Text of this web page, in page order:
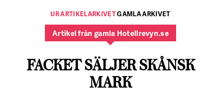
UR ARTIKELARKIVETGAMLA ARKIVET
Artikel från gamla Hotellrevyn.se
FACKET SÄLJER SKÅNSK
MARK